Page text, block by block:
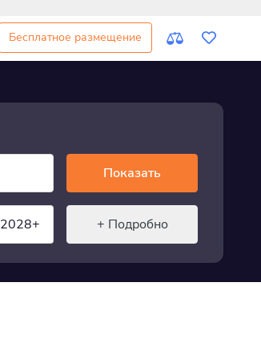
Бесплатное размещение
2028+
Показать
+ Подробно